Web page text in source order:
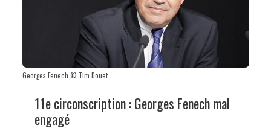
Georges Fenech © Tim Douet
11e circonscription : Georges Fenech mal
engagé